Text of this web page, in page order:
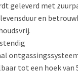
geleverd met
en
tot een hoek van